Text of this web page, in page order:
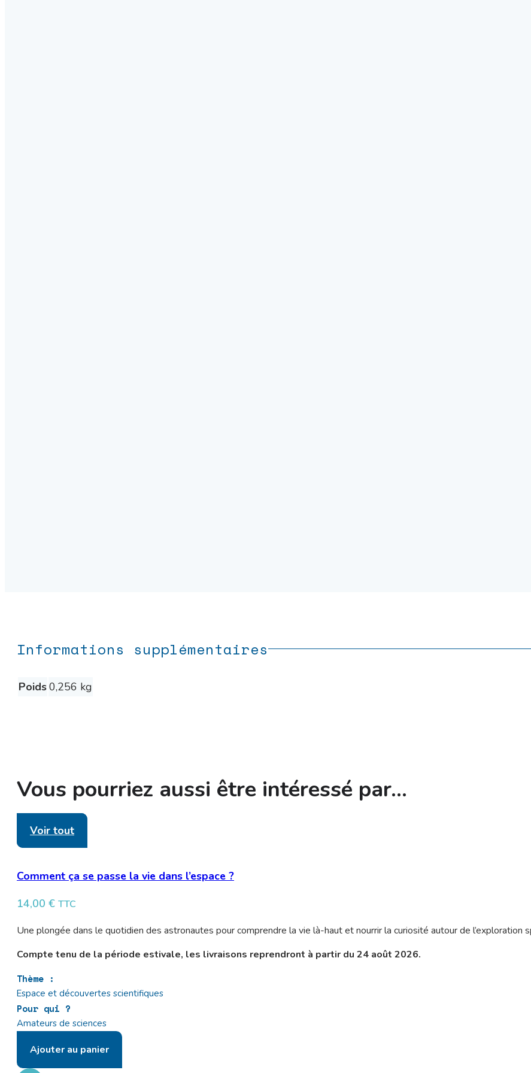
Informations supplémentaires
Poids0,256 kg
Vous pourriez aussi être intéressé par...
Voir tout
Comment ça se passe la vie dans l’espace ?
14,00 € TTC
Une plongée dans le quotidien des astronautes pour comprendre la vie là-haut et nourrir la curiosité autour de l’exploration
Compte tenu de la période estivale, les livraisons reprendront à partir du 24 août 2026.
Thème :
Espace et découvertes scientifiques
Pour qui ?
Amateurs de sciences
Ajouter au panier